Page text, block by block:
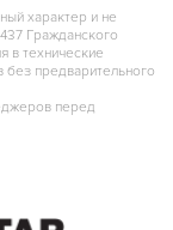
характер и не
Гражданского
в технические
без предварительного
перед